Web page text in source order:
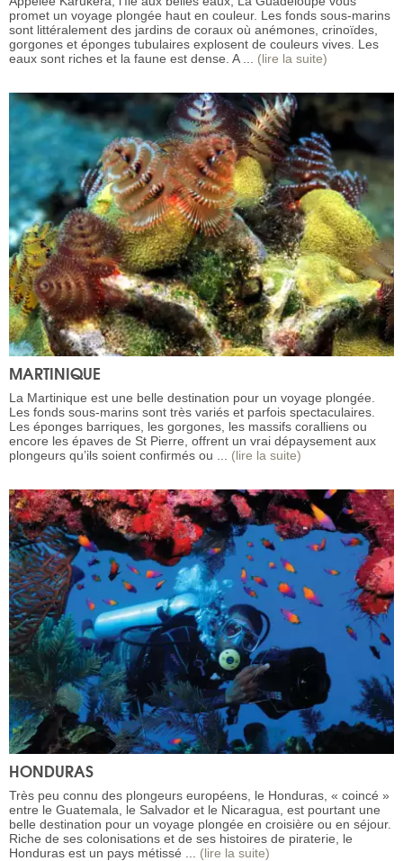
promet un voyage plongée haut en couleur. Les fonds sous-marins
sont littéralement des jardins de coraux où anémones, crinoïdes,
gorgones et éponges tubulaires explosent de couleurs vives. Les
eaux sont riches et la faune est dense. A ... (lire la suite)
MARTINIQUE
La Martinique est une belle destination pour un voyage plongée.
Les fonds sous-marins sont très variés et parfois spectaculaires.
Les éponges barriques, les gorgones, les massifs coralliens ou
encore les épaves de St Pierre, offrent un vrai dépaysement aux
plongeurs qu’ils soient confirmés ou ... (lire la suite)
HONDURAS
Très peu connu des plongeurs européens, le Honduras, « coincé »
entre le Guatemala, le Salvador et le Nicaragua, est pourtant une
belle destination pour un voyage plongée en croisière ou en séjour.
Riche de ses colonisations et de ses histoires de piraterie, le
Honduras est un pays métissé ... (lire la suite)